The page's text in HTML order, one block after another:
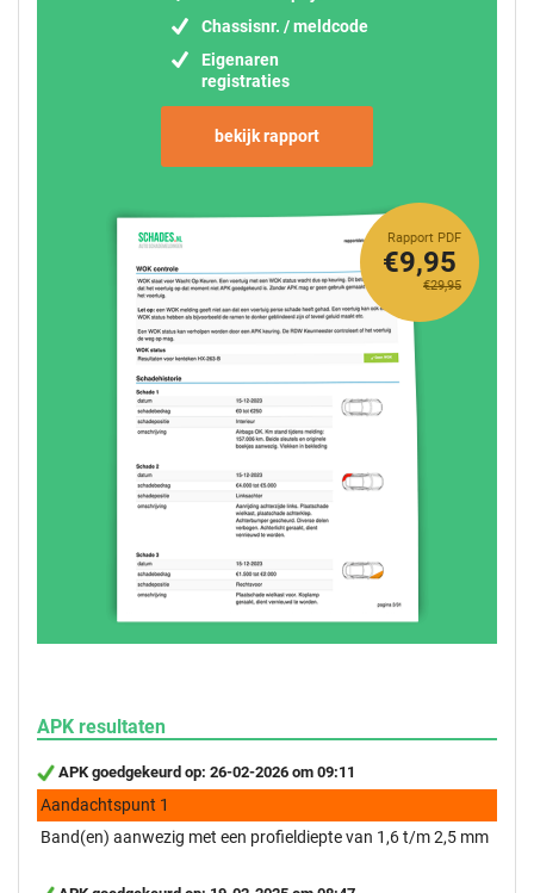
Chassisnr. / meldcode
Eigenaren
registraties
bekijk rapport
Rapport PDF
€29,95
€9,95
APK resultaten
APK goedgekeurd op: 26-02-2026 om 09:11
Aandachtspunt 1
Band(en) aanwezig met een profieldiepte van 1,6 t/m 2,5 mm